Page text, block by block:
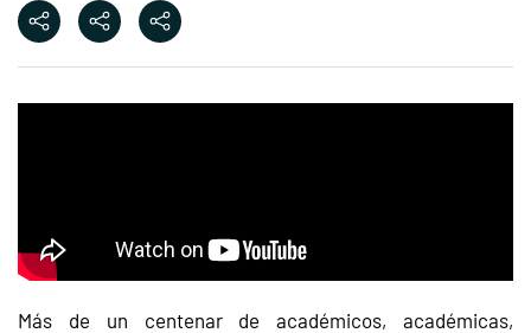
Más de un centenar de académicos, académicas,